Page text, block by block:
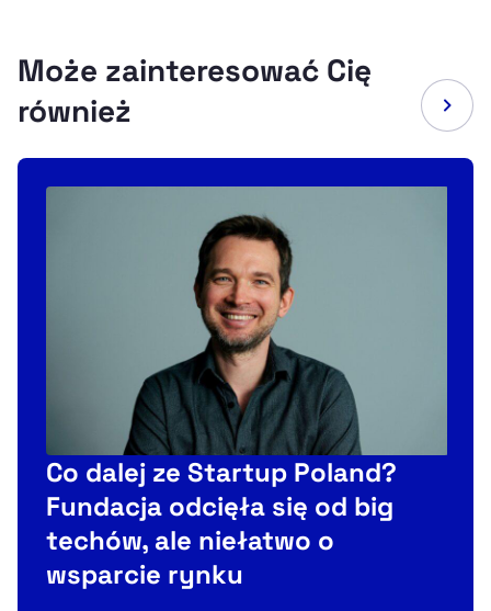
Może zainteresować Cię
również
Co dalej ze Startup Poland?
Fundacja odcięła się od big
techów, ale niełatwo o
wsparcie rynku